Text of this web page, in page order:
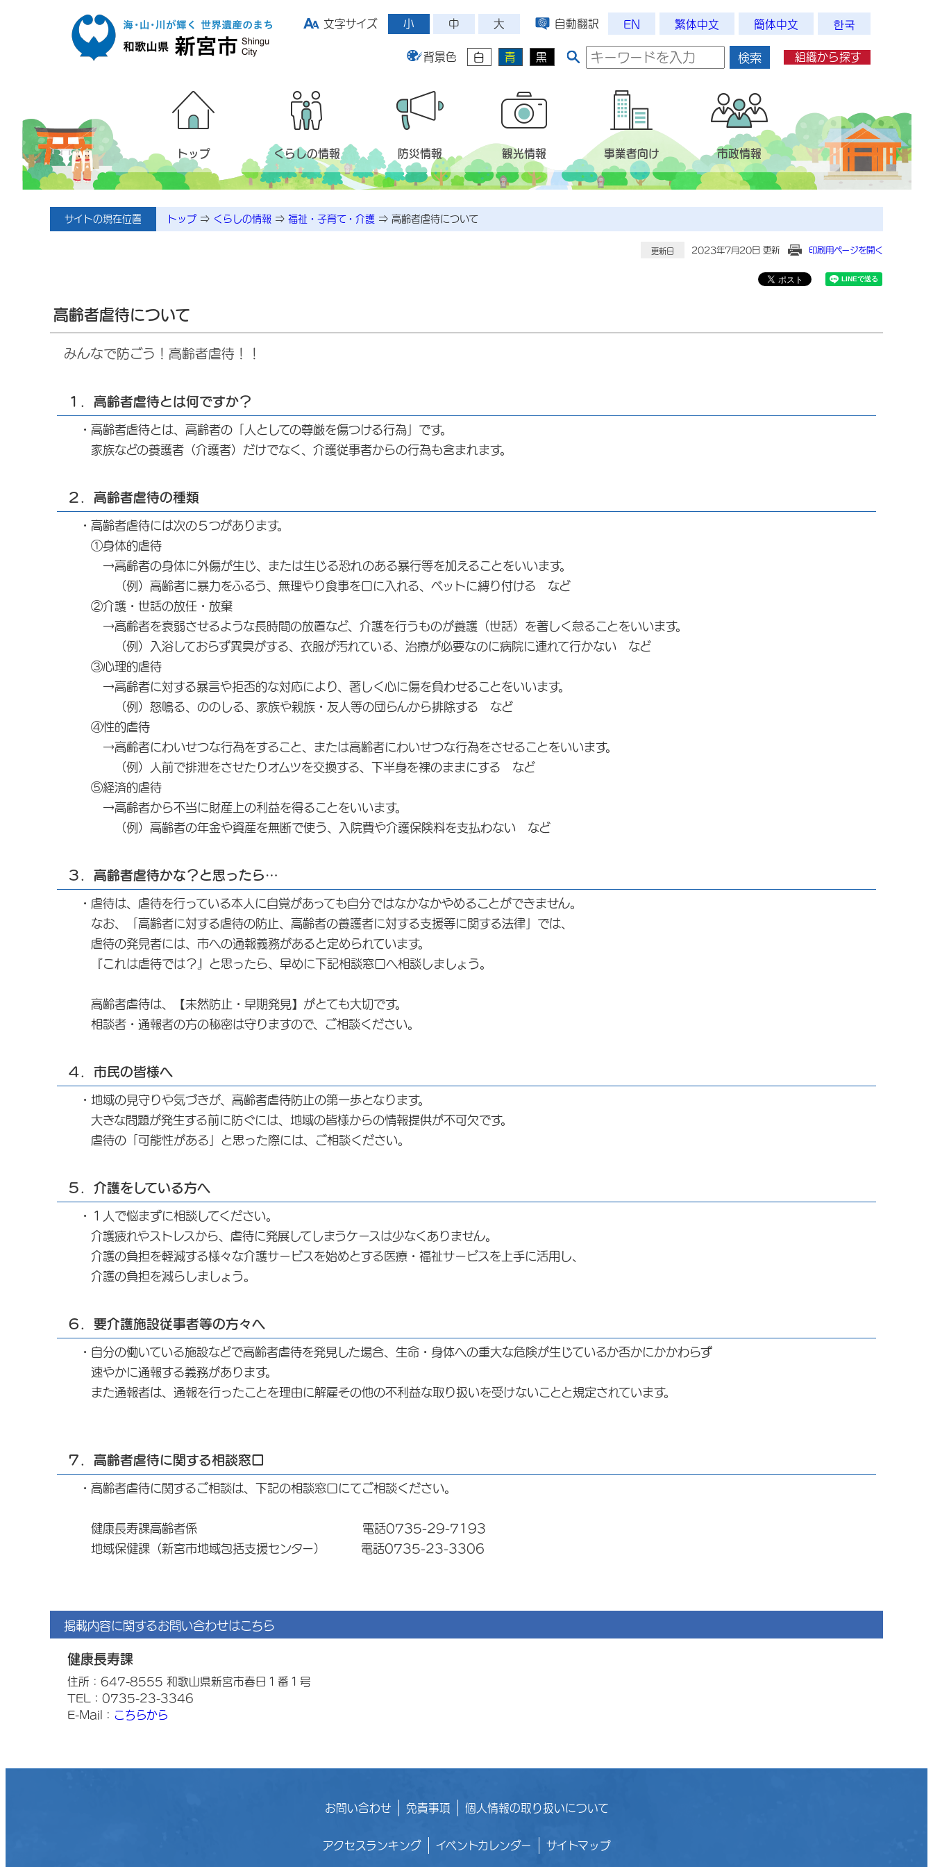
文字サイズ
小 中 大 自動翻訳 EN 繁体中文 簡体中文 한국
背景色 白 青 黒 検索 組織から探す
トップ くらしの情報 防災情報 観光情報 事業者向け 市政情報
サイトの現在位置 トップ ⇒ くらしの情報 ⇒ 福祉・子育て・介護 ⇒ 高齢者虐待について
更新日 2023年7月20日 更新 印刷用ページを開く
高齢者虐待について
みんなで防ごう！高齢者虐待！！
１．高齢者虐待とは何ですか？
・高齢者虐待とは、高齢者の「人としての尊厳を傷つける行為」です。
家族などの養護者（介護者）だけでなく、介護従事者からの行為も含まれます。
２．高齢者虐待の種類
・高齢者虐待には次の５つがあります。
①身体的虐待
→高齢者の身体に外傷が生じ、または生じる恐れのある暴行等を加えることをいいます。
（例）高齢者に暴力をふるう、無理やり食事を口に入れる、ベットに縛り付ける など
②介護・世話の放任・放棄
→高齢者を衰弱させるような長時間の放置など、介護を行うものが養護（世話）を著しく怠ることをいいます。
（例）入浴しておらず異臭がする、衣服が汚れている、治療が必要なのに病院に連れて行かない など
③心理的虐待
→高齢者に対する暴言や拒否的な対応により、著しく心に傷を負わせることをいいます。
（例）怒鳴る、ののしる、家族や親族・友人等の団らんから排除する など
④性的虐待
→高齢者にわいせつな行為をすること、または高齢者にわいせつな行為をさせることをいいます。
（例）人前で排泄をさせたりオムツを交換する、下半身を裸のままにする など
⑤経済的虐待
→高齢者から不当に財産上の利益を得ることをいいます。
（例）高齢者の年金や資産を無断で使う、入院費や介護保険料を支払わない など
３．高齢者虐待かな？と思ったら…
・虐待は、虐待を行っている本人に自覚があっても自分ではなかなかやめることができません。
なお、「高齢者に対する虐待の防止、高齢者の養護者に対する支援等に関する法律」では、
虐待の発見者には、市への通報義務があると定められています。
『これは虐待では？』と思ったら、早めに下記相談窓口へ相談しましょう。
高齢者虐待は、【未然防止・早期発見】がとても大切です。
相談者・通報者の方の秘密は守りますので、ご相談ください。
４．市民の皆様へ
・地域の見守りや気づきが、高齢者虐待防止の第一歩となります。
大きな問題が発生する前に防ぐには、地域の皆様からの情報提供が不可欠です。
虐待の「可能性がある」と思った際には、ご相談ください。
５．介護をしている方へ
・１人で悩まずに相談してください。
介護疲れやストレスから、虐待に発展してしまうケースは少なくありません。
介護の負担を軽減する様々な介護サービスを始めとする医療・福祉サービスを上手に活用し、
介護の負担を減らしましょう。
６．要介護施設従事者等の方々へ
・自分の働いている施設などで高齢者虐待を発見した場合、生命・身体への重大な危険が生じているか否かにかかわらず
速やかに通報する義務があります。
また通報者は、通報を行ったことを理由に解雇その他の不利益な取り扱いを受けないことと規定されています。
７．高齢者虐待に関する相談窓口
・高齢者虐待に関するご相談は、下記の相談窓口にてご相談ください。
健康長寿課高齢者係 電話0735-29-7193
地域保健課（新宮市地域包括支援センター） 電話0735-23-3306
掲載内容に関するお問い合わせはこちら
健康長寿課
住所：647-8555 和歌山県新宮市春日１番１号
TEL：0735-23-3346
E-Mail： こちらから
お問い合わせ 免責事項 個人情報の取り扱いについて
アクセスランキング イベントカレンダー サイトマップ